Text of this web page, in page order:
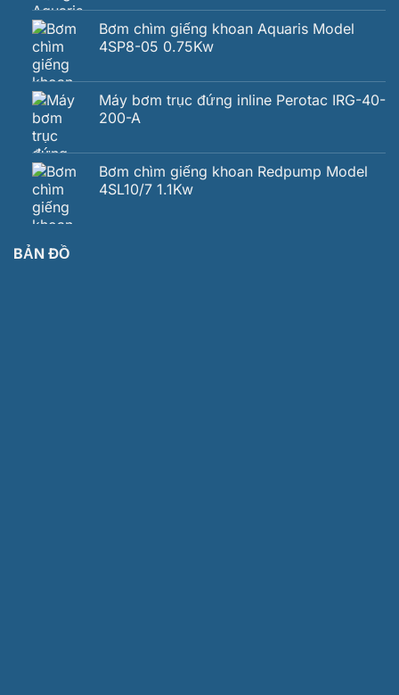
Bơm chìm giếng khoan Aquaris Model
4SP8-05 0.75Kw
Máy bơm trục đứng inline Perotac IRG-40-
200-A
Bơm chìm giếng khoan Redpump Model
4SL10/7 1.1Kw
BẢN ĐỒ